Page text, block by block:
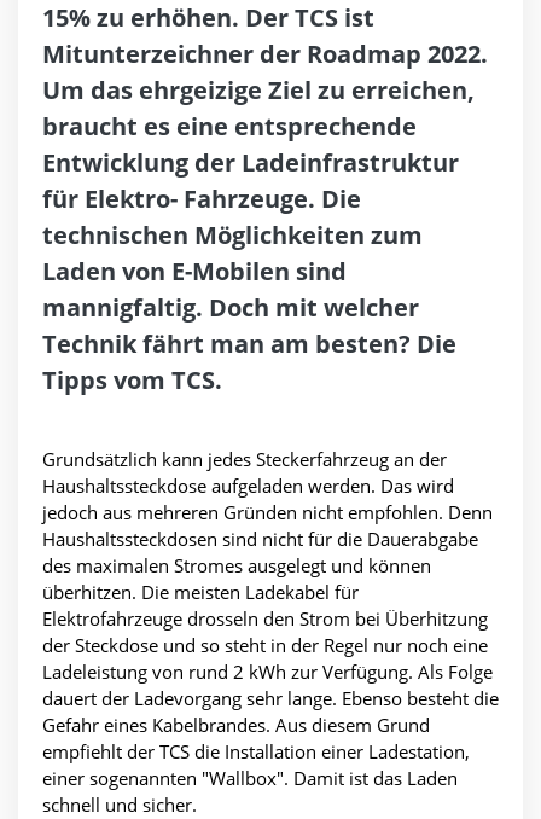
15% zu erhöhen. Der TCS ist
Mitunterzeichner der Roadmap 2022.
Um das ehrgeizige Ziel zu erreichen,
braucht es eine entsprechende
Entwicklung der Ladeinfrastruktur
für Elektro- Fahrzeuge. Die
technischen Möglichkeiten zum
Laden von E-Mobilen sind
mannigfaltig. Doch mit welcher
Technik fährt man am besten? Die
Tipps vom TCS.
Grundsätzlich kann jedes Steckerfahrzeug an der
Haushaltssteckdose aufgeladen werden. Das wird
jedoch aus mehreren Gründen nicht empfohlen. Denn
Haushaltssteckdosen sind nicht für die Dauerabgabe
des maximalen Stromes ausgelegt und können
überhitzen. Die meisten Ladekabel für
Elektrofahrzeuge drosseln den Strom bei Überhitzung
der Steckdose und so steht in der Regel nur noch eine
Ladeleistung von rund 2 kWh zur Verfügung. Als Folge
dauert der Ladevorgang sehr lange. Ebenso besteht die
Gefahr eines Kabelbrandes. Aus diesem Grund
empfiehlt der TCS die Installation einer Ladestation,
einer sogenannten "Wallbox". Damit ist das Laden
schnell und sicher.